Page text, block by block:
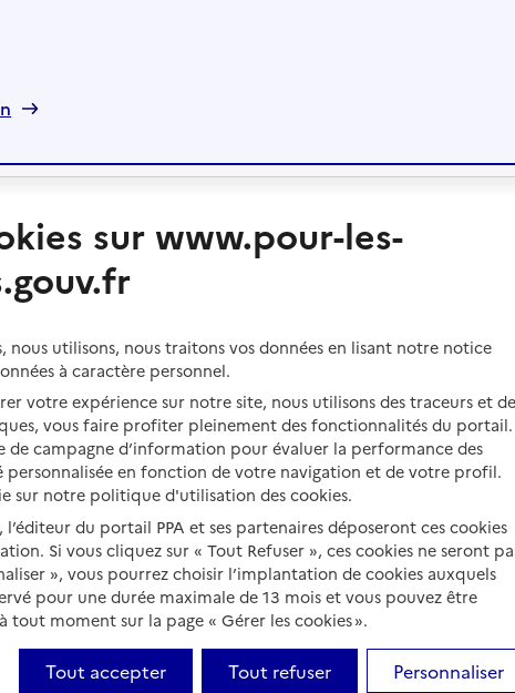
à domicile
temporaire
logement
avec une
handicap
services pour seniors
Vivre chez un proche
Vivre en accueil familial
Autres solutions de logement
Les différents
Préparer l'entrée
Aides financières
Prévention,
Comprendre les
Droits en EHPAD
Fin de vie en
sur www.pour-les-
utilisons, nous traitons vos données en lisant notre notice
à caractère personnel.
votre expérience sur notre site, nous utilisons des traceurs et
vous faire profiter pleinement des fonctionnalités du portail.
de campagne d’information pour évaluer la performance des
en fonction de votre navigation et de votre profil.
sur notre politique d'utilisation des cookies.
du portail PPA et ses partenaires déposeront ces cookies
Si vous cliquez sur « Tout Refuser », ces cookies ne seront
», vous pourrez choisir l’implantation de cookies auxquels
pour une durée maximale de 13 mois et vous pouvez être
moment sur la page « Gérer les cookies ».
Tout accepter Tout refuser Personnaliser